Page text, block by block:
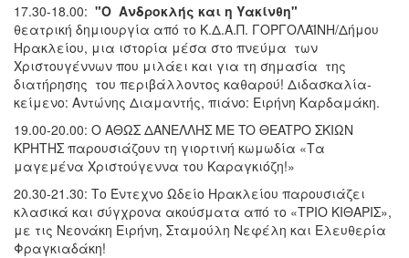
17.30-18.00: "Ο Ανδροκλής και η Υακίνθη"
θεατρική δημιουργία από το Κ.Δ.Α.Π. ΓΟΡΓΟΛΑΪΝΗ/Δήμου
Ηρακλείου, μια ιστορία μέσα στο πνεύμα των
Χριστουγέννων που μιλάει και για τη σημασία της
διατήρησης του περιβάλλοντος καθαρού! Διδασκαλία-
κείμενο: Αντώνης Διαμαντής, πιάνο: Ειρήνη Καρδαμάκη.
19.00-20.00: O AΘΩΣ ΔANEΛΛHΣ ME TO ΘEATPO ΣKIΩN
KPHTHΣ παρουσιάζουν τη γιορτινή κωμωδία «Τα
μαγεμένα Χριστούγεννα του Καραγκιόζη!»
20.30-21.30: Το Έντεχνο Ωδείο Ηρακλείου παρουσιάζει
κλασικά και σύγχρονα ακούσματα από το «ΤΡΙΟ ΚΙΘΑΡΙΣ»,
με τις Νεονάκη Ειρήνη, Σταμούλη Νεφέλη και Ελευθερία
Φραγκιαδάκη!